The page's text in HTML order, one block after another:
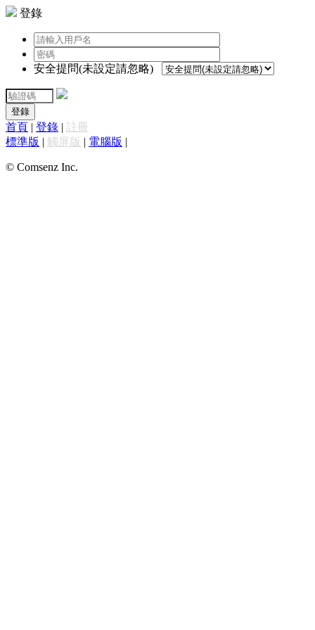
登錄
安全提問(未設定請忽略)
登錄
首頁 | 登錄 | 註冊
標準版 | 觸屏版 | 電腦版 |
© Comsenz Inc.